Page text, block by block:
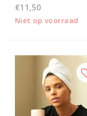
€11,50
Niet op voorraad